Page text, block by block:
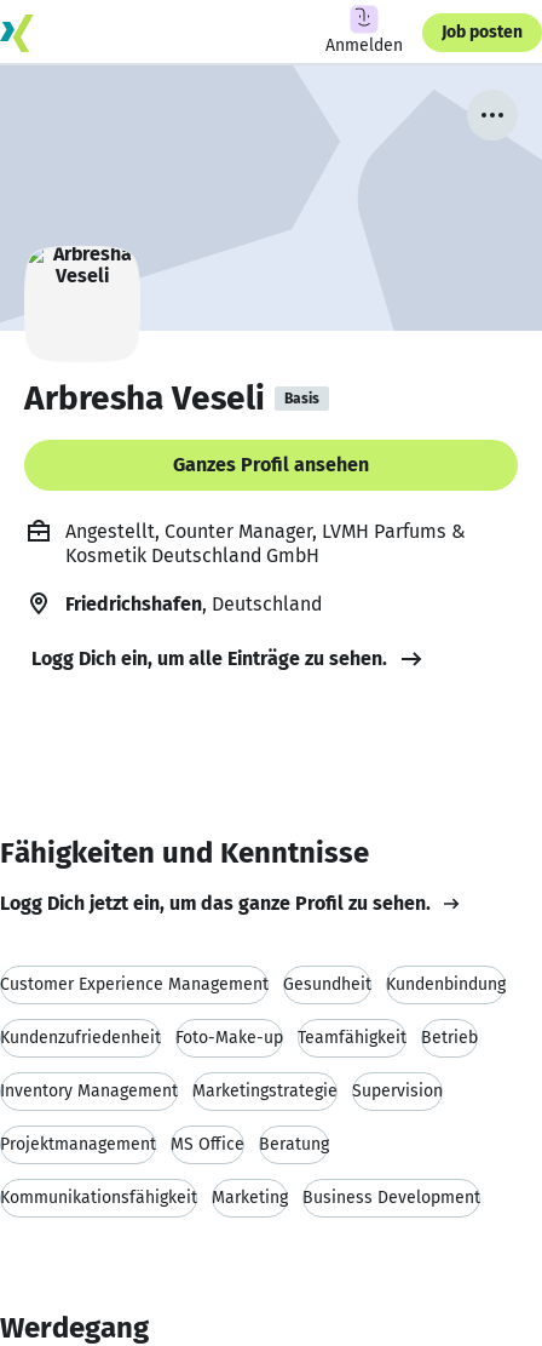
Anmelden
Job posten
Arbresha Veseli Basis
Ganzes Profil ansehen
Angestellt, Counter Manager, LVMH Parfums &
Kosmetik Deutschland GmbH
Friedrichshafen, Deutschland
Logg Dich ein, um alle Einträge zu sehen.
Fähigkeiten und Kenntnisse
Logg Dich jetzt ein, um das ganze Profil zu sehen.
Customer Experience Management Gesundheit Kundenbindung
Kundenzufriedenheit Foto-Make-up Teamfähigkeit Betrieb
Inventory Management Marketingstrategie Supervision
Projektmanagement MS Office Beratung
Kommunikationsfähigkeit Marketing Business Development
Werdegang